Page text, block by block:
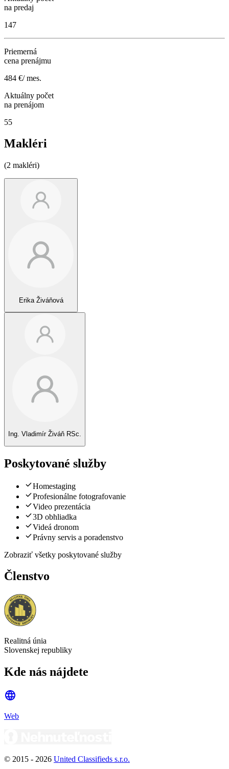
na predaj
147
Priemerná
cena prenájmu
484 €/ mes.
Aktuálny počet
na prenájom
55
Makléri
(2 makléri)
Erika Živáňová
Ing. Vladimír Živáň RSc.
Poskytované služby
Homestaging
Profesionálne fotografovanie
Video prezentácia
3D obhliadka
Videá dronom
Právny servis a poradenstvo
Zobraziť všetky poskytované služby
Členstvo
Realitná únia
Slovenskej republiky
Kde nás nájdete
Web
© 2015 - 2026 United Classifieds s.r.o.